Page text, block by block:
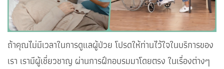
ถ้าคุณไม่มีเวลาในการดูแลผู้ป่วย โปรดให้ท่านไว้ใจในบริการของ
เรา เรามีผู้เชี่ยวชาญ ผ่านการฝึกอบรมมาโดยตรง ในเรื่องต่างๆ